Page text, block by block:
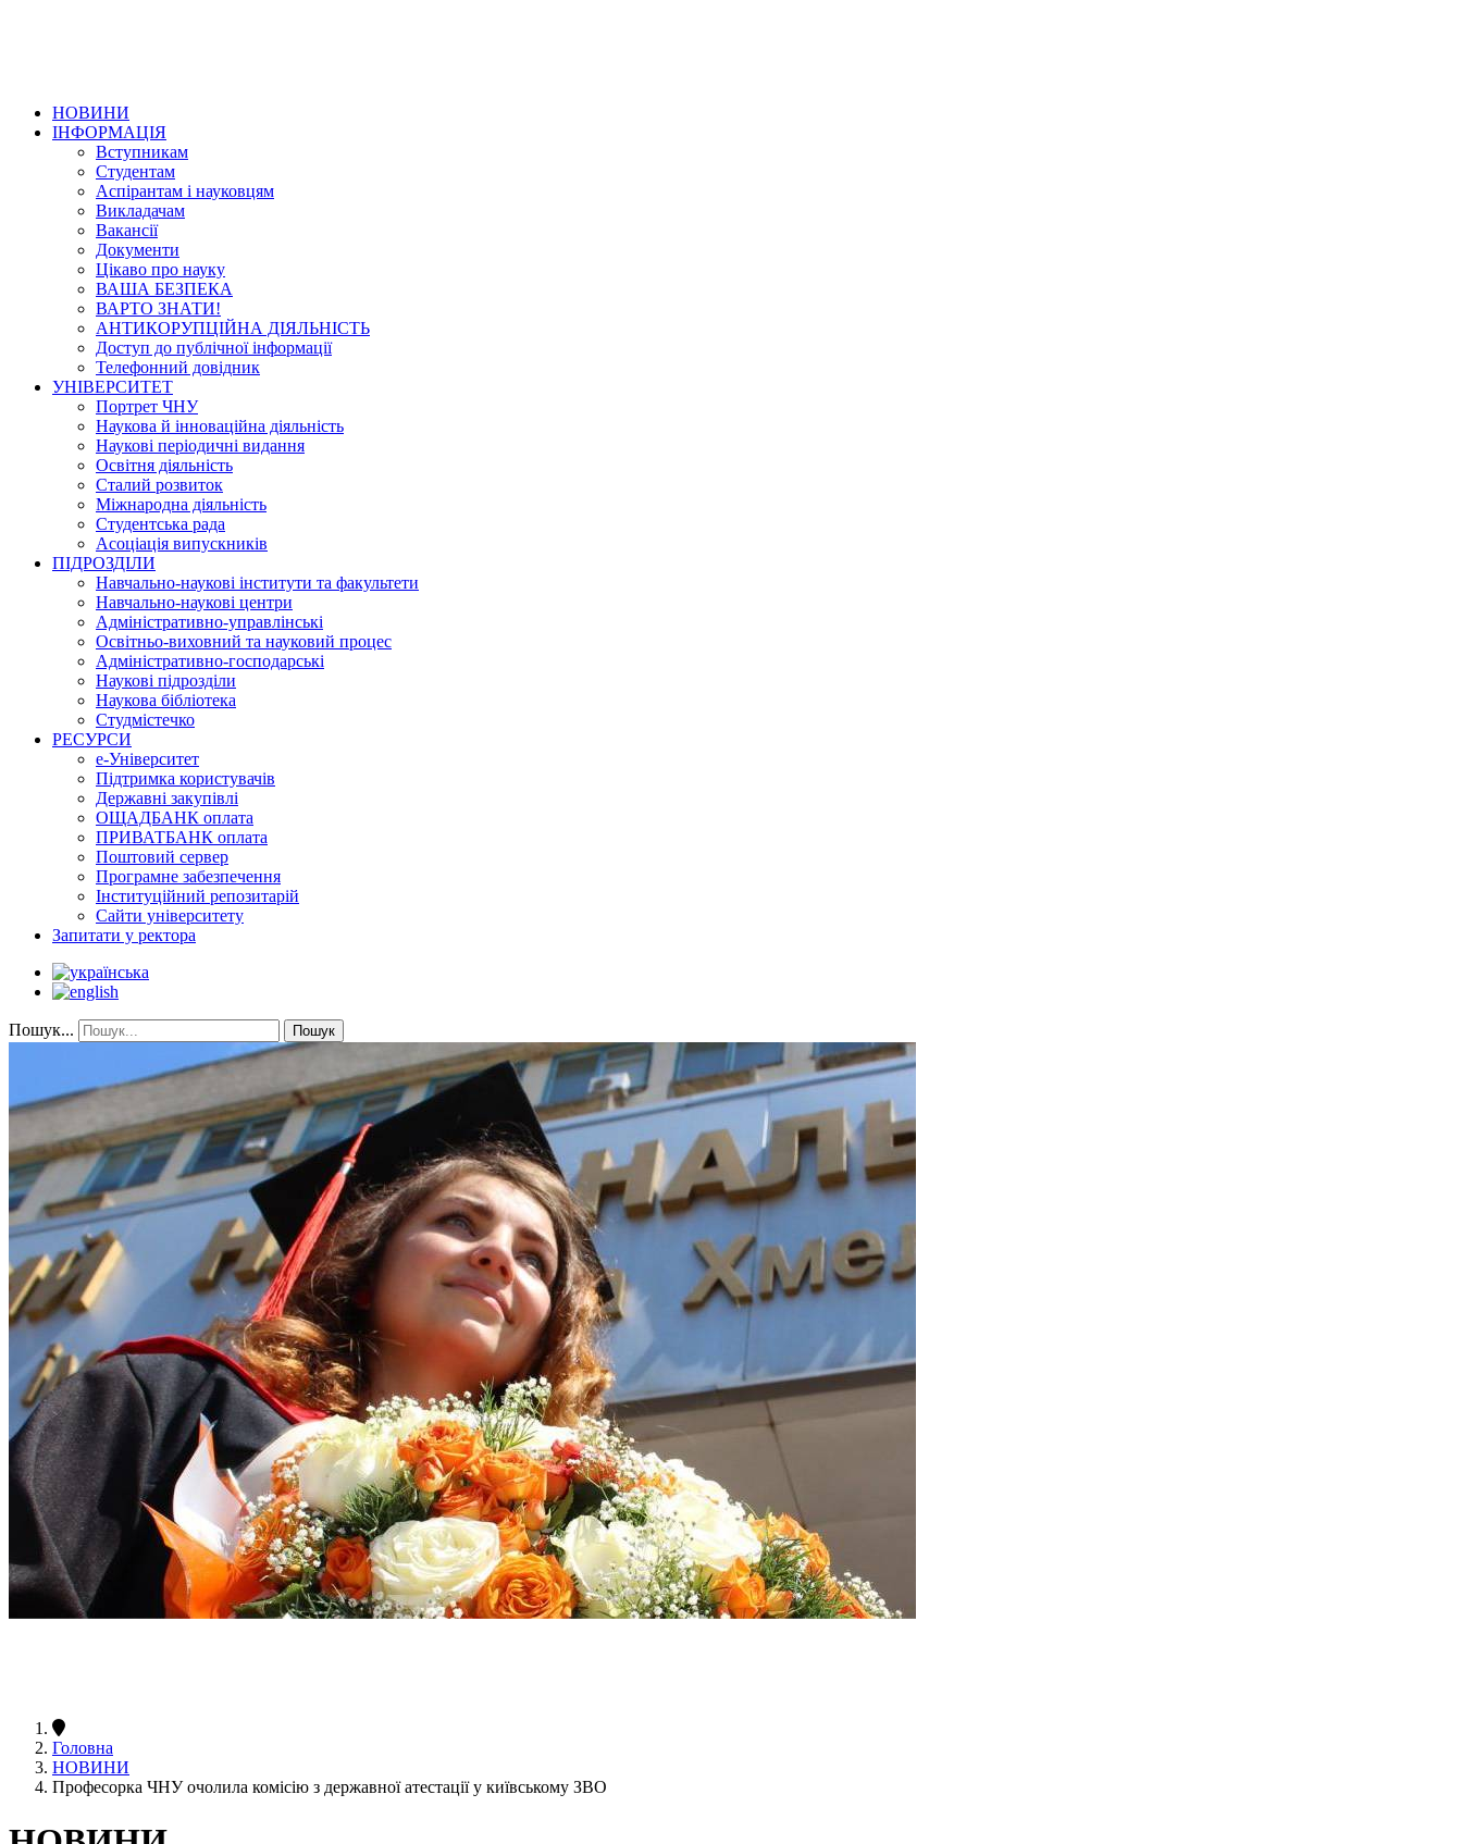
НОВИНИ
ІНФОРМАЦІЯ
Вступникам
Студентам
Аспірантам і науковцям
Викладачам
Вакансії
Документи
Цікаво про науку
ВАША БЕЗПЕКА
ВАРТО ЗНАТИ!
АНТИКОРУПЦІЙНА ДІЯЛЬНІСТЬ
Доступ до публічної інформації
Телефонний довідник
УНІВЕРСИТЕТ
Портрет ЧНУ
Наукова й інноваційна діяльність
Наукові періодичні видання
Освітня діяльність
Сталий розвиток
Міжнародна діяльність
Студентська рада
Асоціація випускників
ПІДРОЗДІЛИ
Навчально-наукові інститути та факультети
Навчально-наукові центри
Адміністративно-управлінські
Освітньо-виховний та науковий процес
Адміністративно-господарські
Наукові підрозділи
Наукова бібліотека
Студмістечко
РЕСУРСИ
е-Університет
Підтримка користувачів
Державні закупівлі
ОЩАДБАНК оплата
ПРИВАТБАНК оплата
Поштовий сервер
Програмне забезпечення
Інституційний репозитарій
Сайти університету
Запитати у ректора
Пошук... Пошук
Головна
НОВИНИ
Професорка ЧНУ очолила комісію з державної атестації у київському ЗВО